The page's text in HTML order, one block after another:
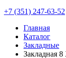
+7 (351) 247-63-52
Главная
Каталог
Закладные
Закладная